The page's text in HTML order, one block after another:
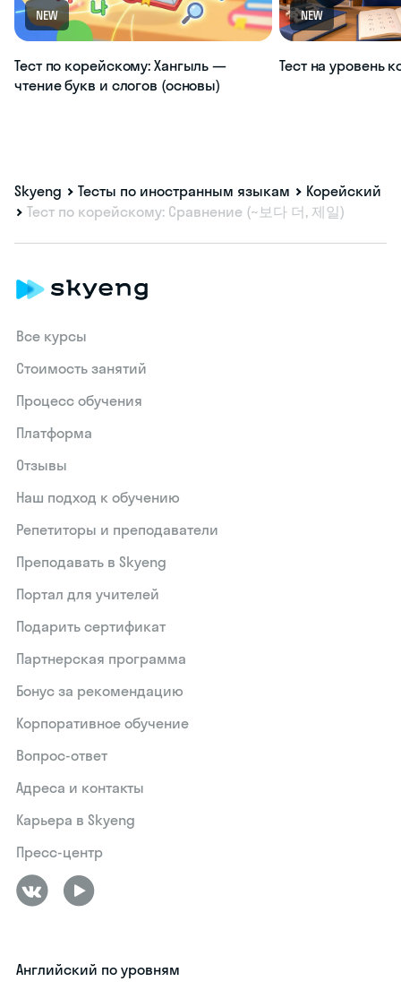
NEW
Тест по корейскому: Хангыль —
чтение букв и слогов (основы)
NEW
Тест на уровень
Skyeng Тесты по иностранным языкам
Корейский
Тест по корейскому: Сравнение (~보다 더, 제일)
Все курсы
Стоимость занятий
Процесс обучения
Платформа
Отзывы
Наш подход к обучению
Репетиторы и преподаватели
Преподавать в Skyeng
Портал для учителей
Подарить сертификат
Партнерская программа
Бонус за рекомендацию
Корпоративное обучение
Вопрос-ответ
Адреса и контакты
Карьера в Skyeng
Пресс-центр
Английский по уровням